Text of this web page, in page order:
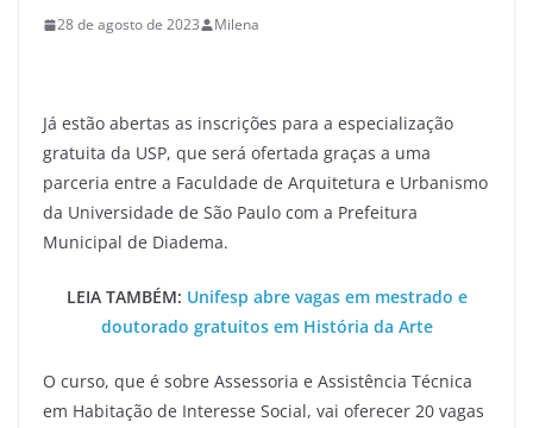
28 de agosto de 2023 Milena
Já estão abertas as inscrições para a especialização
gratuita da USP, que será ofertada graças a uma
parceria entre a Faculdade de Arquitetura e Urbanismo
da Universidade de São Paulo com a Prefeitura
Municipal de Diadema.
LEIA TAMBÉM: Unifesp abre vagas em mestrado e
doutorado gratuitos em História da Arte
O curso, que é sobre Assessoria e Assistência Técnica
em Habitação de Interesse Social, vai oferecer 20 vagas